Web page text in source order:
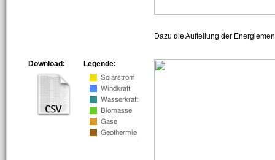
Dazu die Aufteilung der
Legende:
Download: